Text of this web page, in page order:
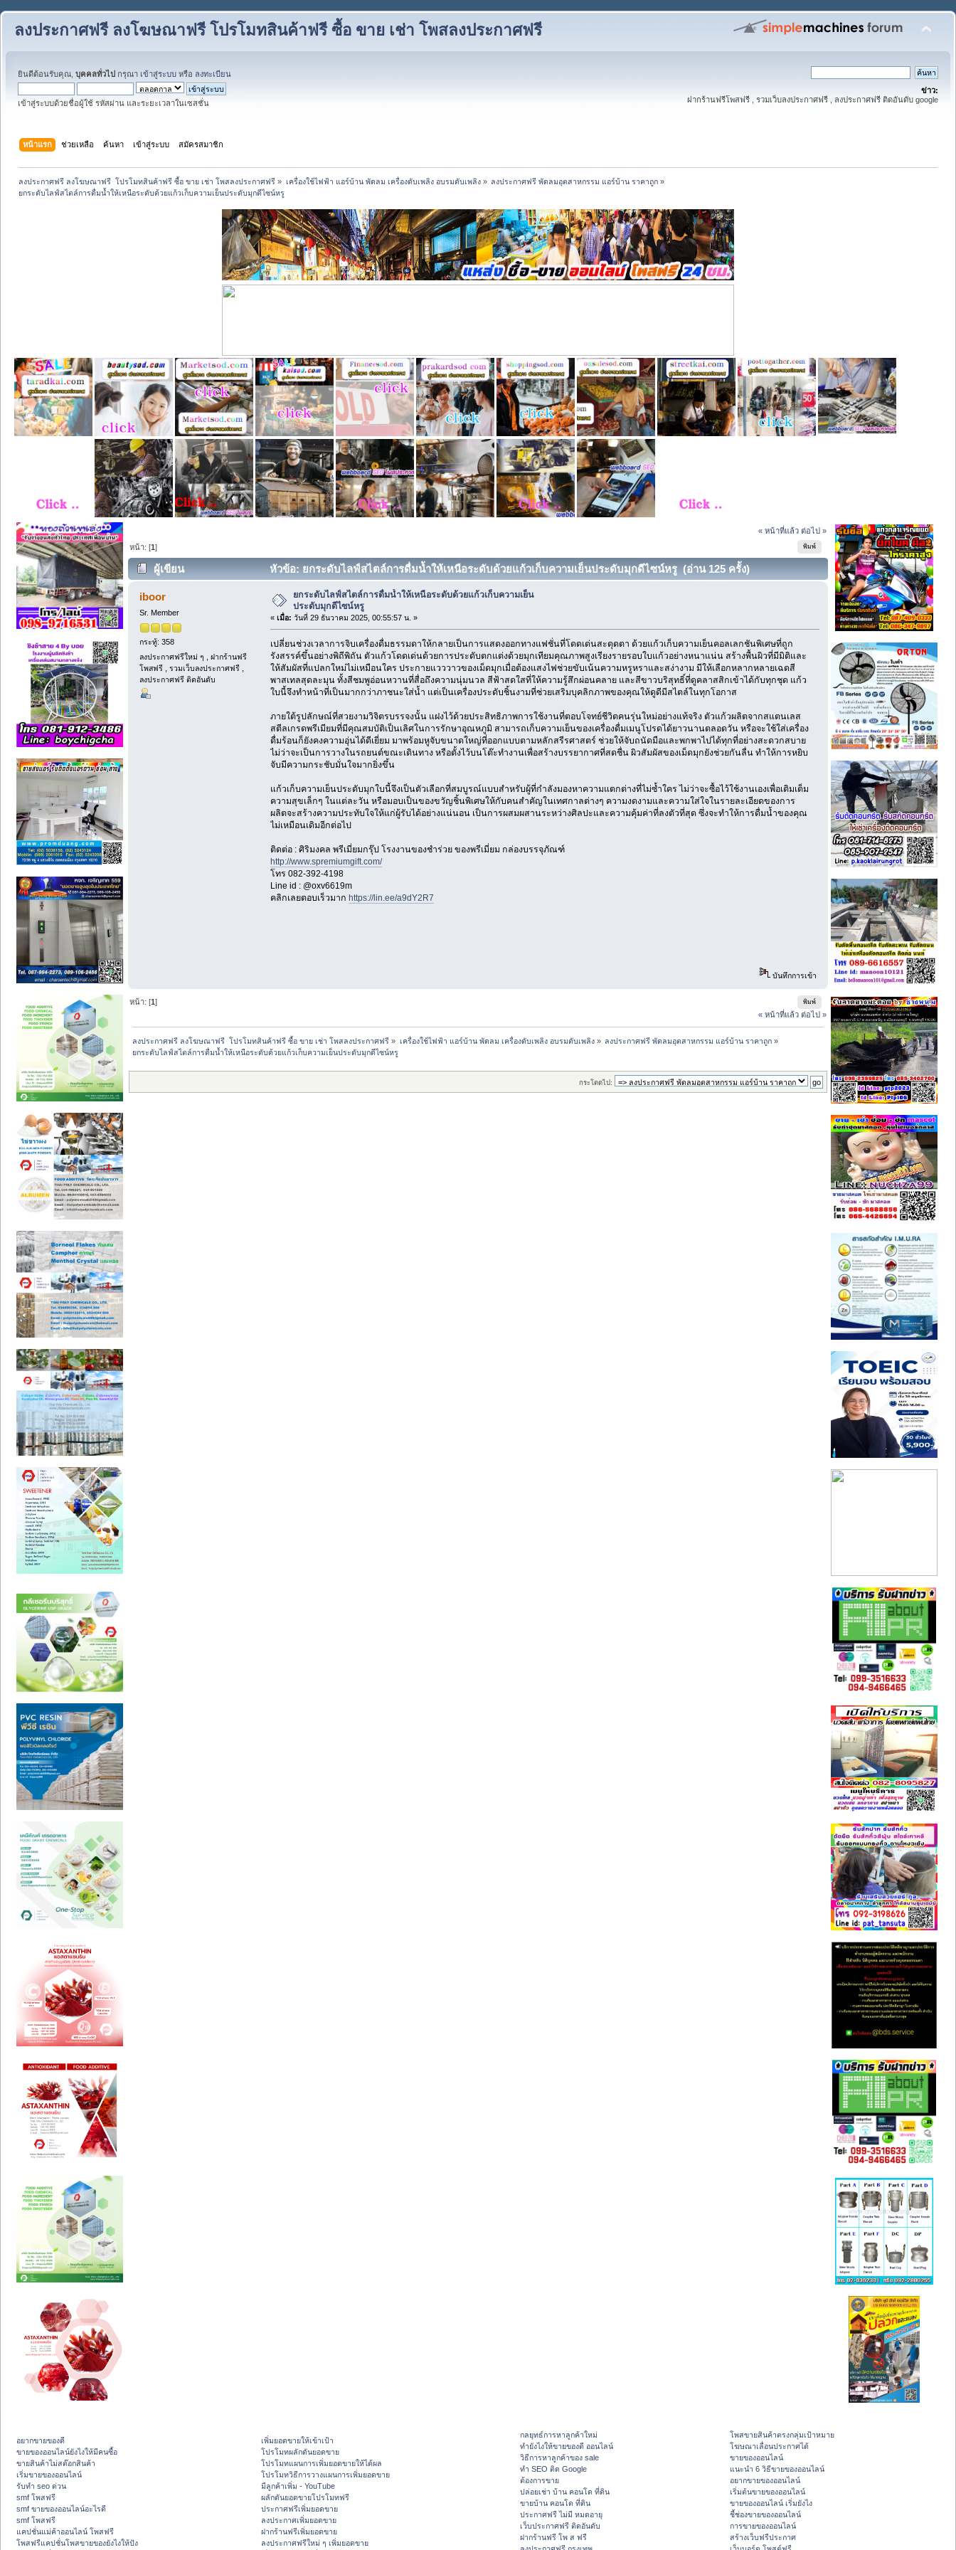
ลงประกาศฟรี ลงโฆษณาฟรี โปรโมทสินค้าฟรี ซื้อ ขาย เช่า โพสลงประกาศฟรี
ยินดีต้อนรับคุณ, บุคคลทั่วไป กรุณา เข้าสู่ระบบ หรือ ลงทะเบียน
เข้าสู่ระบบด้วยชื่อผู้ใช้ รหัสผ่าน และระยะเวลาในเซสชั่น
ข่าว:
ฝากร้านฟรีโพสฟรี , รวมเว็บลงประกาศฟรี , ลงประกาศฟรี ติดอันดับ google
หน้าแรก ช่วยเหลือ ค้นหา เข้าสู่ระบบ สมัครสมาชิก
ลงประกาศฟรี ลงโฆษณาฟรี  โปรโมทสินค้าฟรี ซื้อ ขาย เช่า โพสลงประกาศฟรี » เครื่องใช้ไฟฟ้า แอร์บ้าน พัดลม เครื่องดับเพลิง อบรมดับเพลิง» ลงประกาศฟรี พัดลมอุตสาหกรรม แอร์บ้าน ราคาถูก»
ยกระดับไลฟ์สไตล์การดื่มน้ำให้เหนือระดับด้วยแก้วเก็บความเย็นประดับมุกดีไซน์หรู
« หน้าที่แล้ว ต่อไป »
พิมพ์
หน้า: [1]
ผู้เขียน หัวข้อ: ยกระดับไลฟ์สไตล์การดื่มน้ำให้เหนือระดับด้วยแก้วเก็บความเย็นประดับมุกดีไซน์หรู (อ่าน 125 ครั้ง)
iboor
Sr. Member
กระทู้: 358
ลงประกาศฟรีใหม่ ๆ , ฝากร้านฟรี
โพสฟรี , รวมเว็บลงประกาศฟรี ,
ลงประกาศฟรี ติดอันดับ
ยกระดับไลฟ์สไตล์การดื่มน้ำให้เหนือระดับด้วยแก้วเก็บความเย็น
ประดับมุกดีไซน์หรู
« เมื่อ: วันที่ 29 ธันวาคม 2025, 00:55:57 น. »
เปลี่ยนช่วงเวลาการจิบเครื่องดื่มธรรมดาให้กลายเป็นการแสดงออกทางแฟชั่นที่โดดเด่นสะดุดตา ด้วยแก้วเก็บความเย็นคอลเลกชันพิเศษที่ถูก
รังสรรค์ขึ้นอย่างพิถีพิถัน ตัวแก้วโดดเด่นด้วยการประดับตกแต่งด้วยมุกเทียมคุณภาพสูงเรียงรายรอบใบแก้วอย่างหนาแน่น สร้างพื้นผิวที่มีมิติและ
ให้สัมผัสที่แปลกใหม่ไม่เหมือนใคร ประกายแวววาวของเม็ดมุกเมื่อต้องแสงไฟช่วยขับเน้นความหรูหราและสง่างาม มีให้เลือกหลากหลายเฉดสี
พาสเทลสุดละมุน ทั้งสีชมพูอ่อนหวานที่สื่อถึงความนุ่มนวล สีฟ้าสดใสที่ให้ความรู้สึกผ่อนคลาย และสีขาวบริสุทธิ์ที่ดูคลาสสิกเข้าได้กับทุกชุด แก้ว
ใบนี้จึงทำหน้าที่เป็นมากกว่าภาชนะใส่น้ำ แต่เป็นเครื่องประดับชิ้นงามที่ช่วยเสริมบุคลิกภาพของคุณให้ดูดีมีสไตล์ในทุกโอกาส
ภายใต้รูปลักษณ์ที่สวยงามวิจิตรบรรจงนั้น แฝงไว้ด้วยประสิทธิภาพการใช้งานที่ตอบโจทย์ชีวิตคนรุ่นใหม่อย่างแท้จริง ตัวแก้วผลิตจากสแตนเลส
สตีลเกรดพรีเมียมที่มีคุณสมบัติเป็นเลิศในการรักษาอุณหภูมิ สามารถเก็บความเย็นของเครื่องดื่มเมนูโปรดได้ยาวนานตลอดวัน หรือจะใช้ใส่เครื่อง
ดื่มร้อนก็ยังคงความอุ่นได้ดีเยี่ยม มาพร้อมหูจับขนาดใหญ่ที่ออกแบบตามหลักสรีรศาสตร์ ช่วยให้จับถนัดมือและพกพาไปได้ทุกที่อย่างสะดวกสบาย
ไม่ว่าจะเป็นการวางในรถยนต์ขณะเดินทาง หรือตั้งไว้บนโต๊ะทำงานเพื่อสร้างบรรยากาศที่สดชื่น ผิวสัมผัสของเม็ดมุกยังช่วยกันลื่น ทำให้การหยิบ
จับมีความกระชับมั่นใจมากยิ่งขึ้น
แก้วเก็บความเย็นประดับมุกใบนี้จึงเป็นตัวเลือกที่สมบูรณ์แบบสำหรับผู้ที่กำลังมองหาความแตกต่างที่ไม่ซ้ำใคร ไม่ว่าจะซื้อไว้ใช้งานเองเพื่อเติมเต็ม
ความสุขเล็กๆ ในแต่ละวัน หรือมอบเป็นของขวัญชิ้นพิเศษให้กับคนสำคัญในเทศกาลต่างๆ ความงดงามและความใส่ใจในรายละเอียดของการ
ผลิตจะสร้างความประทับใจให้แก่ผู้รับได้อย่างแน่นอน เป็นการผสมผสานระหว่างศิลปะและความคุ้มค่าที่ลงตัวที่สุด ซึ่งจะทำให้การดื่มน้ำของคุณ
ไม่เหมือนเดิมอีกต่อไป
ติดต่อ : ศิริมงคล พรีเมี่ยมกรุ๊ป โรงงานของชำร่วย ของพรีเมี่ยม กล่องบรรจุภัณฑ์
http://www.spremiumgift.com/
โทร 082-392-4198
Line id : @oxv6619m
คลิกเลยตอบเร็วมาก https://lin.ee/a9dY2R7
บันทึกการเข้า
พิมพ์
หน้า: [1]
« หน้าที่แล้ว ต่อไป »
ลงประกาศฟรี ลงโฆษณาฟรี  โปรโมทสินค้าฟรี ซื้อ ขาย เช่า โพสลงประกาศฟรี » เครื่องใช้ไฟฟ้า แอร์บ้าน พัดลม เครื่องดับเพลิง อบรมดับเพลิง» ลงประกาศฟรี พัดลมอุตสาหกรรม แอร์บ้าน ราคาถูก»
ยกระดับไลฟ์สไตล์การดื่มน้ำให้เหนือระดับด้วยแก้วเก็บความเย็นประดับมุกดีไซน์หรู
กระโดดไป:
อยากขายของดี
ขายของออนไลน์ยังไงให้มีคนซื้อ
ขายสินค้าไม่สต๊อกสินค้า
เริ่มขายของออนไลน์
รับทำ seo ด่วน
smf โพสฟรี
smf ขายของออนไลน์อะไรดี
smf โพสฟรี
แคปชั่นแม่ค้าออนไลน์ โพสฟรี
โพสฟรีแคปชั่นโพสขายของยังไงให้ปัง
เพิ่มยอดขายให้เข้าเป้า
โปรโมทผลักดันยอดขาย
โปรโมทแผนการเพิ่มยอดขายให้ได้ผล
โปรโมทวิธีการวางแผนการเพิ่มยอดขาย
มีลูกค้าเพิ่ม - YouTube
ผลักดันยอดขายโปรโมทฟรี
ประกาศฟรีเพิ่มยอดขาย
ลงประกาศเพิ่มยอดขาย
ฝากร้านฟรีเพิ่มยอดขาย
ลงประกาศฟรีใหม่ ๆ เพิ่มยอดขาย
กลยุทธ์การหาลูกค้าใหม่
ทํายังไงให้ขายของดี ออนไลน์
วิธีการหาลูกค้าของ sale
ทำ SEO ติด Google
ต้องการขาย
ปล่อยเช่า บ้าน คอนโด ที่ดิน
ขายบ้าน คอนโด ที่ดิน
ประกาศฟรี ไม่มี หมดอายุ
เว็บประกาศฟรี ติดอันดับ
ฝากร้านฟรี โพ ส ฟรี
โพสขายสินค้าตรงกลุ่มเป้าหมาย
โฆษณาเลื่อนประกาศได้
ขายของออนไลน์
แนะนำ 6 วิธีขายของออนไลน์
อยากขายของออนไลน์
เริ่มต้นขายของออนไลน์
ขายของออนไลน์ เริ่มยังไง
ชี้ช่องขายของออนไลน์
การขายของออนไลน์
สร้างเว็บฟรีประกาศ